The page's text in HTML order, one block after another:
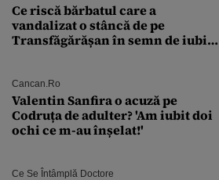
Ce riscă bărbatul care a
vandalizat o stâncă de pe
Transfăgărășan în semn de iubire
Cancan.ro
Valentin Sanfira o acuză pe
Codruța de adulter? 'Am iubit doi
ochi ce m-au înșelat!'
Ce Se Întâmplă Doctore